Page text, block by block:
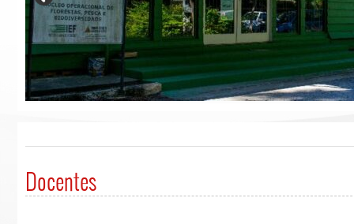
Docentes